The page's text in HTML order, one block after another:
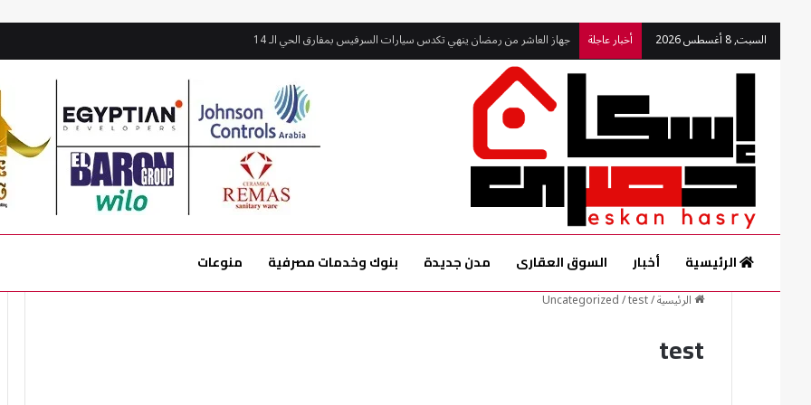
السبت, 8 أغسطس 2026 أخبار عاجلة جهاز العاشر من رمضان ينهي تكدس سيارات السرفيس بمفارق الحي الـ 14
الرئيسية أخبار السوق العقارى مدن جديدة بنوك وخدمات مصرفية منوعات
الرئيسية/
Uncategorized/test
test